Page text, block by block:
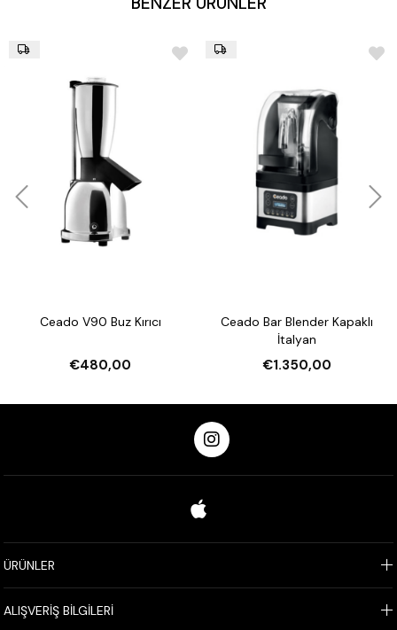
Ceado V90 Buz Kırıcı
€480,00
Ceado Bar Blender Kapaklı
İtalyan
€1.350,00
ÜRÜNLER
ALIŞVERİŞ BİLGİLERİ